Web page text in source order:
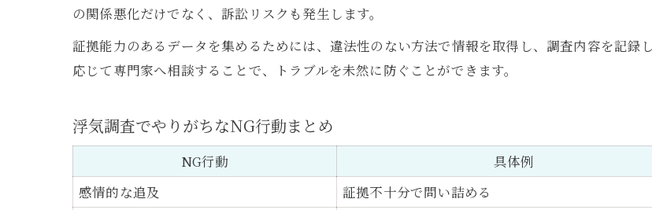
の関係悪化だけでなく、訴訟リスクも発生します。
証拠能力のあるデータを集めるためには、違法性のない方法で情報を取得し、調査内容を記録
応じて専門家へ相談することで、トラブルを未然に防ぐことができます。
浮気調査でやりがちなNG行動まとめ
NG行動 具体例
感情的な追及
証拠不十分で問い詰める